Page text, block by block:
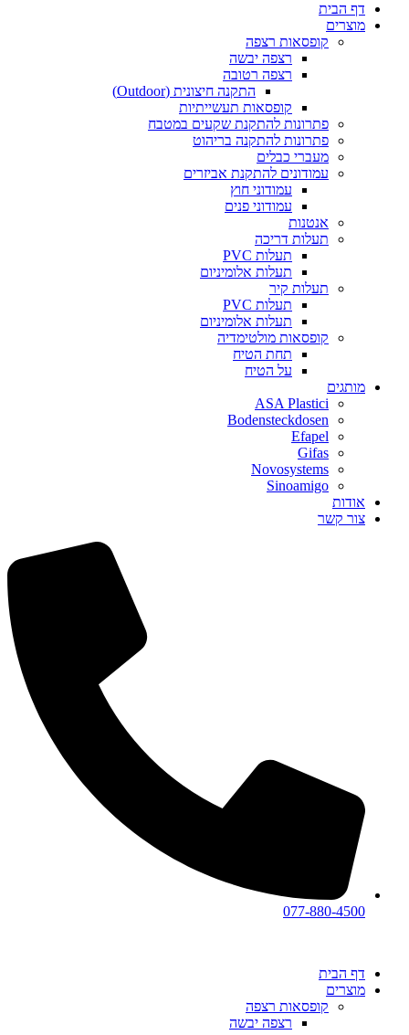
דף הבית
מוצרים
קופסאות רצפה
רצפה יבשה
רצפה רטובה
התקנה חיצונית (Outdoor)
קופסאות תעשייתיות
פתרונות להתקנת שקעים במטבח
פתרונות להתקנה בריהוט
מעברי כבלים
עמודונים להתקנת אביזרים
עמודוני חוץ
עמודוני פנים
אנטנות
תעלות דריכה
תעלות PVC
תעלות אלומיניום
תעלות קיר
תעלות PVC
תעלות אלומיניום
קופסאות מולטימדיה
תחת הטיח
על הטיח
מותגים
ASA Plastici
Bodensteckdosen
Efapel
Gifas
Novosystems
Sinoamigo
אודות
צור קשר
077-880-4500
דף הבית
מוצרים
קופסאות רצפה
רצפה יבשה